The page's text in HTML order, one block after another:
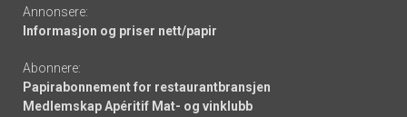
Annonsere:
Informasjon og priser nett/papir
Abonnere:
Papirabonnement for restaurantbransjen
Medlemskap Apéritif Mat- og vinklubb